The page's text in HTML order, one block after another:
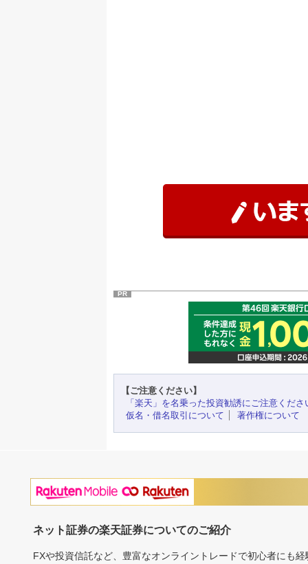
PR
【ご注意ください】
「楽天」を名乗った投資勧誘にご注意くださ
仮名・借名取引について
著作権について
ネット証券の楽天証券についてのご紹介
FXや投資信託など、豊富なオンライントレードで初心者にも